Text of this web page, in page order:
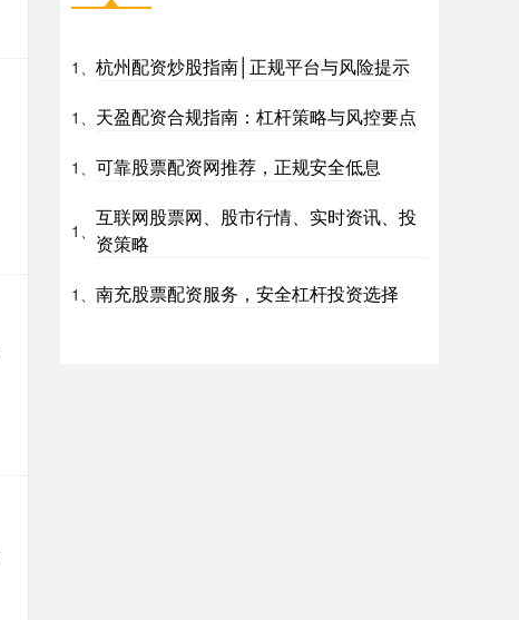
1、 杭州配资炒股指南│正规平台与风险提示
1、 天盈配资合规指南：杠杆策略与风控要点
1、 可靠股票配资网推荐，正规安全低息
1、
互联网股票网、股市行情、实时资讯、投
资策略
1、 南充股票配资服务，安全杠杆投资选择